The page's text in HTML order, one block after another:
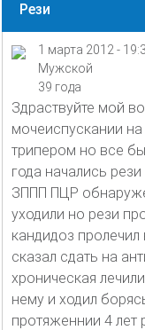
Рези
1 марта 2012 -
Мужской
39 года
Здраствуйте мой
мочеиспускании
трипером но все
года начались
ЗППП ПЦР
уходили но рези
кандидоз пролечил
сказал сдать на
хроническая
нему и ходил
протяженнии 4 лет